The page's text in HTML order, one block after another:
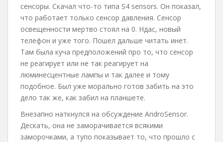
сенсоры. Скачал что-то типа S4 sensors. Он показал,
что работает только сенсор давления. Сенсор
освещенности мертво стоял на 0. Ндас, новый
телефон и уже того. Пошел дальше читать инет.
Там была куча предположений про то, что сенсор
не реагирует или не так реагирует на
люминесцентные лампы и так далее и тому
подобное. Был уже морально готов забить на это
дело так же, как забил на планшете.
Внезапно наткнулся на обсуждение AndroSensor.
Дескать, она не заморачивается всякими
заморочками, а тупо показывает то, что прошло с